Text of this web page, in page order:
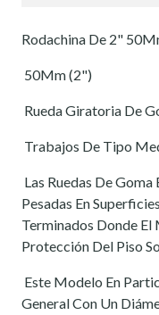
Rodachina De 2"
 50Mm (2")
 Rueda Giratoria De
 Trabajos De Tipo
 Las Ruedas De
Pesadas En
Terminados Donde
Protección Del Piso
 Este Modelo En
General Con Un